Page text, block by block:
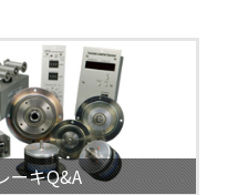
ーキQ&A